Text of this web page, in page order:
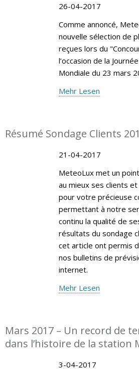
26-04-2017
Comme annoncé,
nouvelle sélection de
reçues lors du
l’occasion de la
Mondiale du 23 mars
Mehr Lesen
Résumé Sondage Clients
21-04-2017
MeteoLux met un
au mieux ses clients
pour votre précieuse
permettant à notre
continu la qualité de
résultats du sondage
cet article ont permis
nos bulletins de
internet.
Mehr Lesen
Mars 2017 – Un record de
dans l’histoire de la station
3-04-2017